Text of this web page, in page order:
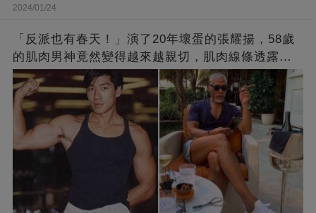
2024/01/24
「反派也有春天！」演了20年壞蛋的張耀揚，58歲
的肌肉男神竟然變得越來越親切，肌肉線條透露了
他的秘密！